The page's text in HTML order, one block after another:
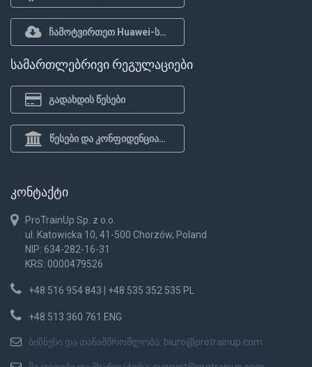
ჩამოტვირთეთ Huawei-სთვის
სამართლებრივი რეგულაციები
გადახდის წესები
წესები და კონფიდენციალურობის პოლიტიკა
კონტაქტი
ProTrainUp Sp. z o.o.
ul. Katowicka 10, 41-500 Chorzów, Poland
NIP: 634-282-16-31
KRS: 0000479526
+48 516 954 843 | +48 535 352 535 PL
+48 513 360 761 ENG
ბიზნესი და თანამშრომლობა: biuro@protrainup.com